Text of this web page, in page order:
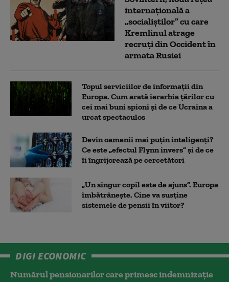
internațională a
„socialiștilor” cu care
Kremlinul atrage
recruți din Occident în
armata Rusiei
Topul serviciilor de informații din
Europa. Cum arată ierarhia țărilor cu
cei mai buni spioni și de ce Ucraina a
urcat spectaculos
Devin oamenii mai puțin inteligenți?
Ce este „efectul Flynn invers” și de ce
îi îngrijorează pe cercetători
„Un singur copil este de ajuns”. Europa
îmbătrânește. Cine va susține
sistemele de pensii în viitor?
DIGI ECONOMIC
Numărul pensionarilor care primesc indemnizaţie